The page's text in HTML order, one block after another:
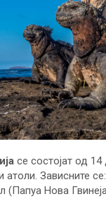
се состојат од
атоли. Зависните
(Папуа Нова